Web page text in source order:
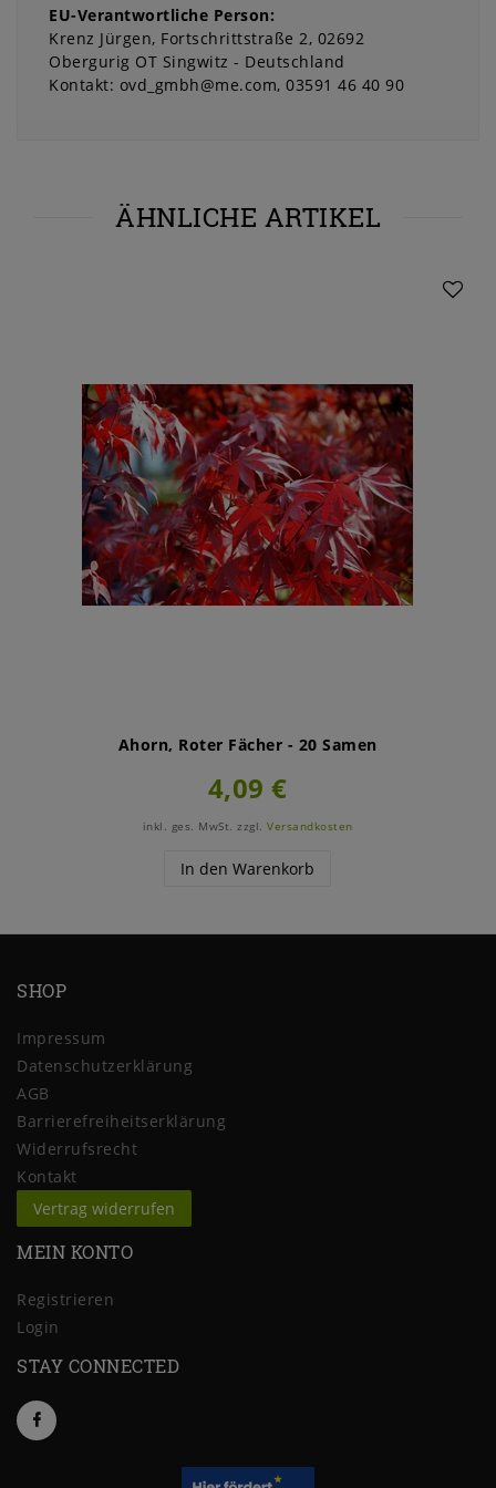
EU-Verantwortliche Person:
Krenz Jürgen Fortschrittstraße 2 02692
Obergurig OT Singwitz
Deutschland
Kontakt: ovd_gmbh@me.com 03591 46 40 90
ÄHNLICHE ARTIKEL
Ahorn, Roter Fächer - 20 Samen
4,09 €
inkl. ges. MwSt. zzgl.Versandkosten
In den Warenkorb
SHOP
Impressum
Daten­schutz­erklärung
AGB
Barrierefreiheitserklärung
Widerrufs­recht
Kontakt
Vertrag widerrufen
MEIN KONTO
Registrieren
Login
STAY CONNECTED